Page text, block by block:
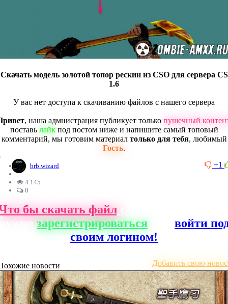
Скачать модель золотой топор рескин из CSO для сервера CS
1.6
У вас нет доступа к скачиванию файлов с нашего сервера
, наша адмнистрация публикует только пушечный
поставь лайкпод постом ниже и напишите самый топовый
комментарий, мы готовим материал только для тебя, любимый
Гость.
+1
brb.wizard
4 145
0
бы скачать файлс нашего сайта,
зарегистрироваться
войти
своим логином!
новости Добавить свою